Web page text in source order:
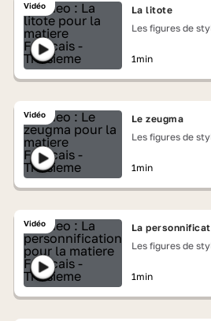
Vidéo
La litote
Les figures de
1min
Vidéo
Le zeugma
Les figures de
1min
Vidéo
La
Les figures de
1min